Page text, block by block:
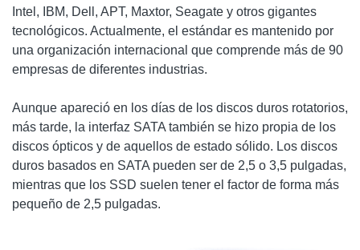
Intel, IBM, Dell, APT, Maxtor, Seagate y otros gigantes
tecnológicos. Actualmente, el estándar es mantenido por
una organización internacional que comprende más de 90
empresas de diferentes industrias.
Aunque apareció en los días de los discos duros rotatorios,
más tarde, la interfaz SATA también se hizo propia de los
discos ópticos y de aquellos de estado sólido. Los discos
duros basados en SATA pueden ser de 2,5 o 3,5 pulgadas,
mientras que los SSD suelen tener el factor de forma más
pequeño de 2,5 pulgadas.